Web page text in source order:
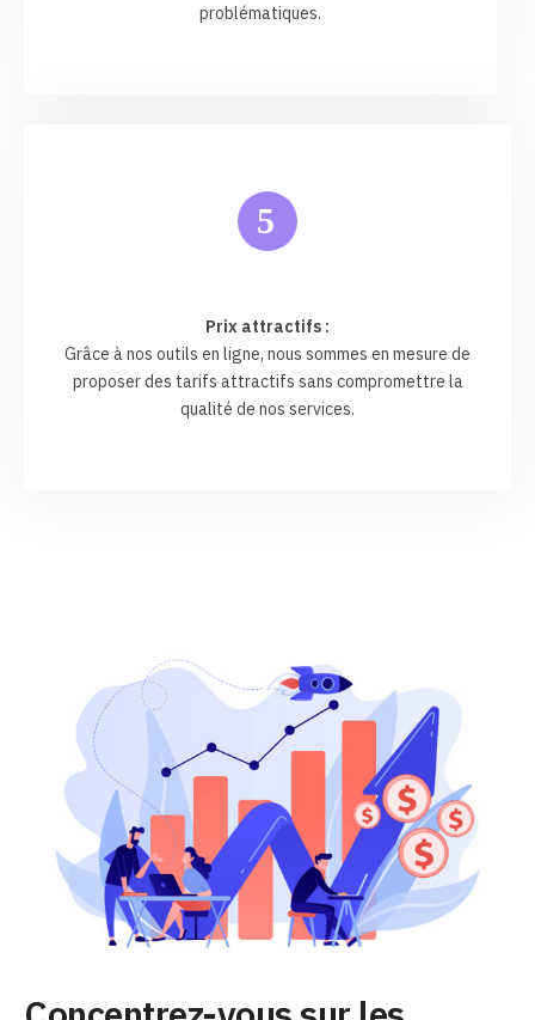
problématiques.
5
Prix attractifs :
Grâce à nos outils en ligne, nous sommes en mesure de
proposer des tarifs attractifs sans compromettre la
qualité de nos services.